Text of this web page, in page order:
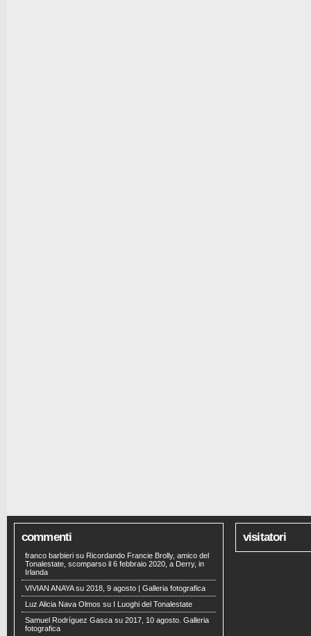
commenti
franco barbieri su Ricordando Francie Brolly, amico del
Tonalestate, scomparso il 6 febbraio 2020, a Derry, in
Irlanda
VIVIAN ANAYAsu 2018, 9 agosto | Galleria fotografica
Luz Alicia Nava Olmos su
I Luoghi del Tonalestate
Samuel Rodríguez Gasca su 2017, 10 agosto. Galleria
fotografica
visitatori